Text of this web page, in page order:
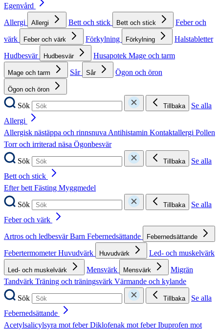
Egenvård
Allergi
Allergi Bett och stick Bett och stick
Feber och
värk
Feber och värk Förkylning Förkylning
Halstabletter
Hudbesvär
Hudbesvär Husapotek Mage och tarm
Mage och tarm Sår Sår Ögon och öron
Ögon och öron
Sök Tillbaka
Se alla
Allergi
Allergisk nästäppa och rinnsnuvaAntihistamin Kontaktallergi Pollen
Torr och irriterad näsa Ögonbesvär
Sök
Tillbaka
Se alla
Bett och stick
Efter bettFästing Myggmedel
Sök
Tillbaka
Se alla
Feber och värk
Artros och ledbesvärBarn Febernedsättande Febernedsättande
FebertermometerHuvudvärk Huvudvärk Led- och muskelvärk
Led- och muskelvärk Mensvärk Mensvärk
Migrän
Tandvärk Träning och träningsvärk Värmande och kylande
Sök
Tillbaka
Se alla
Febernedsättande
Acetylsalicylsyra mot feberDiklofenak mot feberIbuprofen mot